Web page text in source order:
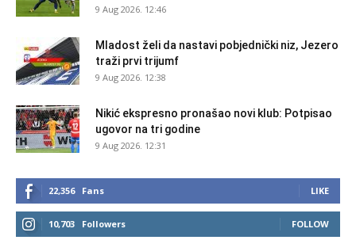
9 Aug 2026. 12:46
Mladost želi da nastavi pobjednički niz, Jezero
traži prvi trijumf
9 Aug 2026. 12:38
Nikić ekspresno pronašao novi klub: Potpisao
ugovor na tri godine
9 Aug 2026. 12:31
22,356 Fans LIKE
10,703 Followers FOLLOW